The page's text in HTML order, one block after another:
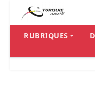
Panneau de gestion des
RUBRIQUES